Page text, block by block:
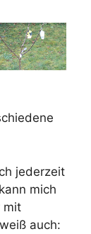
jederzeit
mich
mit
auch: